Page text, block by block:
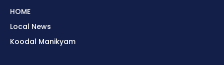
HOME
Local News
Koodal Manikyam